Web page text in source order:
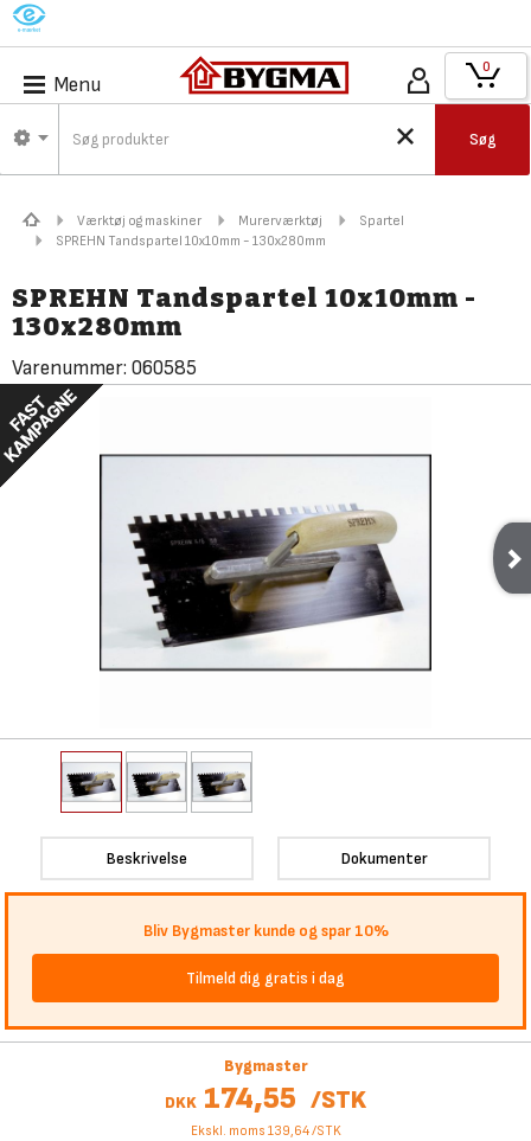
M
Menu
Søg
0
Værktøj og maskiner Murerværktøj
Spartel
SPREHN Tandspartel 10x10mm - 130x280mm
SPREHN Tandspartel 10x10mm -
130x280mm
Varenummer: 060585
Beskrivelse Dokumenter
Bliv Bygmaster kunde og spar 10%
Tilmeld dig gratis i dag
Bygmaster
DKK 174,55 /STK
Ekskl. moms 139,64/STK